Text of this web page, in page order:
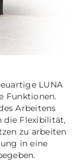
LUNA
Funktionen.
Arbeitens
die Flexibilität,
zu arbeiten
in eine